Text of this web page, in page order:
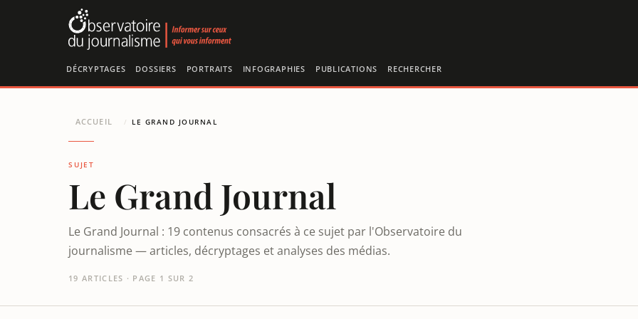
DÉCRYPTAGES DOSSIERS PORTRAITS INFOGRAPHIES PUBLICATIONS RECHERCHER
ACCUEIL / LE GRAND JOURNAL
SUJET
Le Grand Journal
Le Grand Journal : 19 contenus consacrés à ce sujet par l'Observatoire du
journalisme — articles, décryptages et analyses des médias.
19 ARTICLES · PAGE 1 SUR 2
Panneau de gestion des cookies